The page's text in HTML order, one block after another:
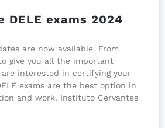
DELE exams 2024
are now available. From
give you all the important
interested in certifying your
exams are the best option in
and work. Instituto Cervantes